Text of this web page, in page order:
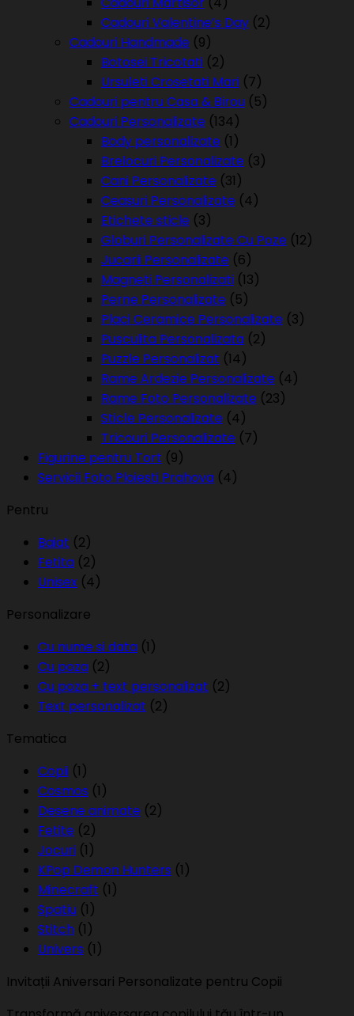
Cadouri Valentine’s Day (2)
Cadouri Handmade (9)
Botosei Tricotati (2)
Ursuleti Crosetati Mari (7)
Cadouri pentru Casa & Birou (5)
Cadouri Personalizate (134)
Body personalizate (1)
Brelocuri Personalizate (3)
Cani Personalizate (31)
Ceasuri Personalizate (4)
Etichete sticle (3)
Globuri Personalizate Cu Poze (12)
Jucarii Personalizate (6)
Magneti Personalizati (13)
Perne Personalizate (5)
Placi Ceramice Personalizate (3)
Pusculita Personalizata (2)
Puzzle Personalizat (14)
Rame Ardezie Personalizate (4)
Rame Foto Personalizate (23)
Sticle Personalizate (4)
Tricouri Personalizate (7)
Figurine pentru Tort (9)
Servicii Foto Ploiesti Prahova (4)
Pentru
Baiat (2)
Fetita (2)
Unisex (4)
Personalizare
Cu nume si data (1)
Cu poza (2)
Cu poza + text personalizat (2)
Text personalizat (2)
Tematica
Copii (1)
Cosmos (1)
Desene animate (2)
Fetite (2)
Jocuri (1)
KPop Demon Hunters (1)
Minecraft (1)
Spatiu (1)
Stitch (1)
Univers (1)
Invitații Aniversari Personalizate pentru Copii